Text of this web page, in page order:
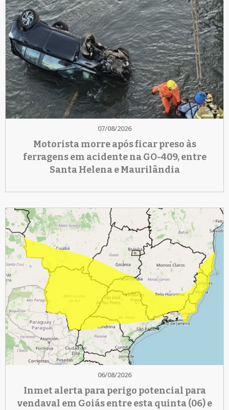
07/08/2026
Motorista morre após ficar preso às
ferragens em acidente na GO-409, entre
Santa Helena e Maurilândia
06/08/2026
Inmet alerta para perigo potencial para
vendaval em Goiás entre esta quinta (06) e